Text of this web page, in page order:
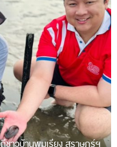
ชาวบ้านพุมเรียง สุราษฎร์ฯ